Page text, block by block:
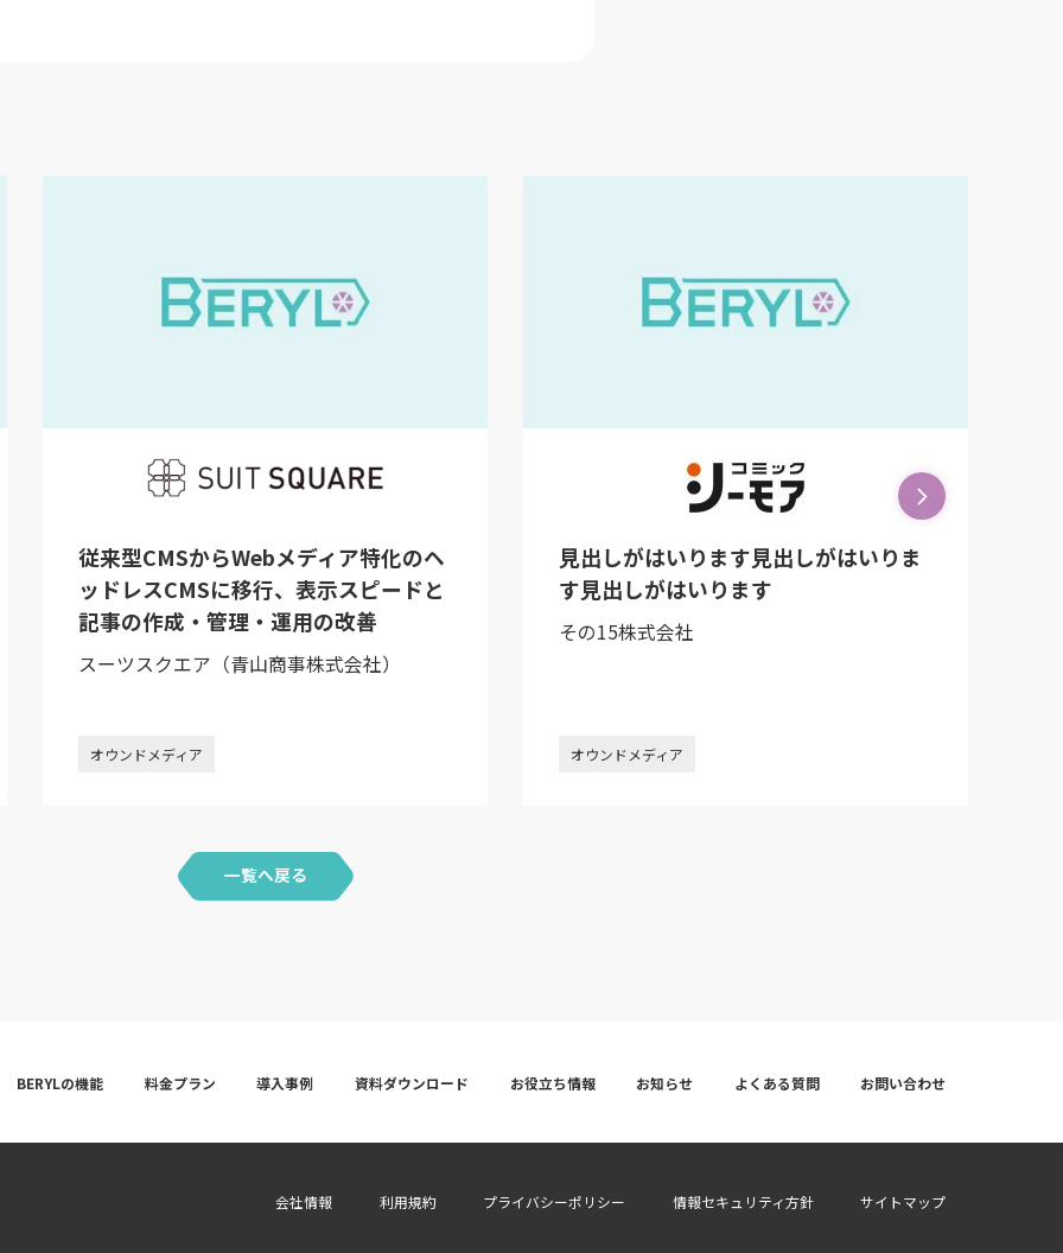
見出しがはいります見出しがはいりま
す見出しがはいります
その15株式会社
オウンドメディア
見出しがはいります見出しがはいりま
す見出しがはいります
その4株式会社
一覧へ戻る
BERYLの機能 料金プラン 導入事例 資料ダウンロード お役立ち情報 お知らせ よくある質問 お問い合わせ
会社情報 利用規約 プライバシーポリシー 情報セキュリティ方針 サイトマップ